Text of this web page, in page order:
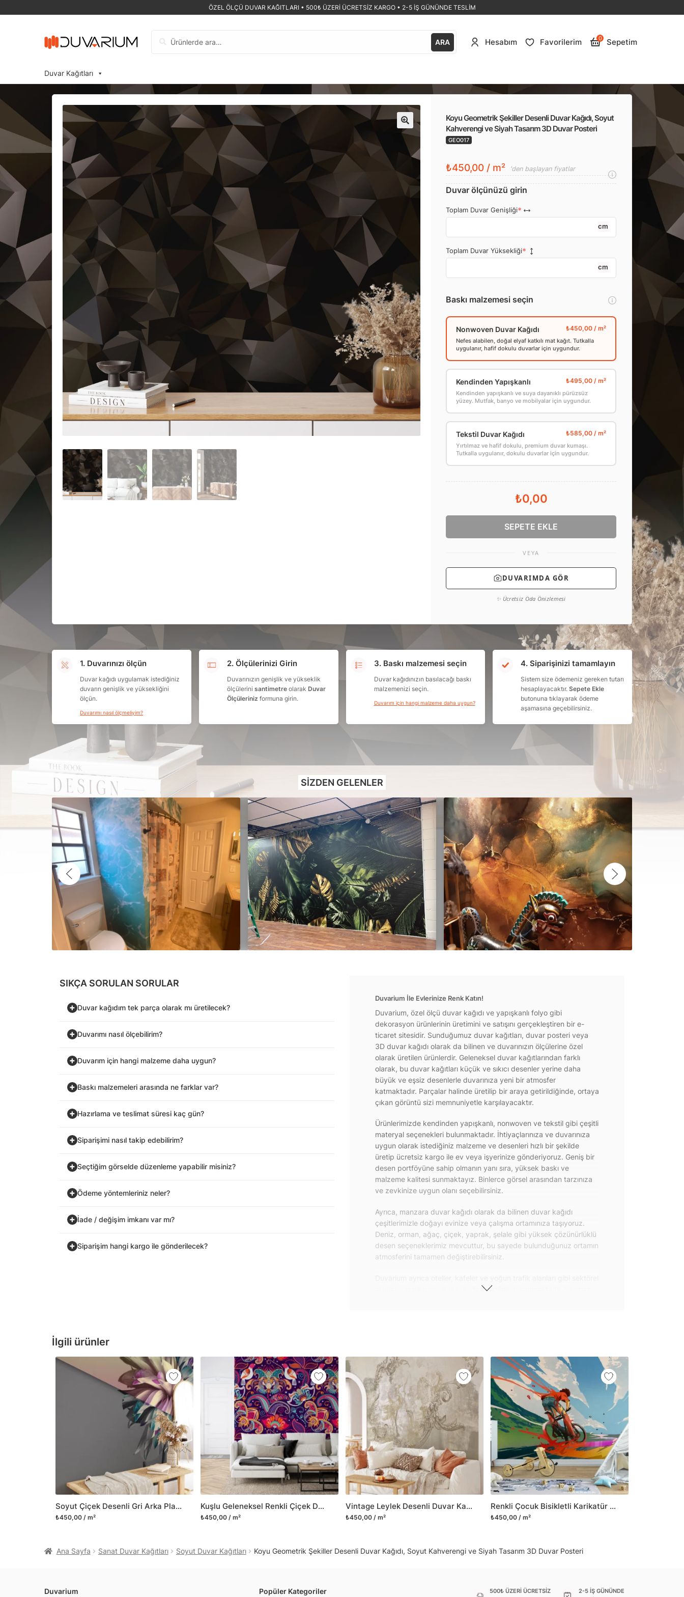
ÖZEL ÖLÇÜ DUVAR KAĞITLARI • 500₺ ÜZERİ ÜCRETSİZ KARGO • 2-5 İŞ GÜNÜNDE TESLİM
ARA Hesabım Favorilerim 0 Sepetim
Duvar Kağıtları
🔍
Koyu Geometrik Şekiller Desenli Duvar Kağıdı, Soyut
Kahverengi ve Siyah Tasarım 3D Duvar Posteri
GEO017
₺450,00 / m² 'den başlayan fiyatlar
Duvar ölçünüzü girin
Toplam Duvar Genişliği
cm
Toplam Duvar Yüksekliği
cm
Baskı malzemesi seçin
Nonwoven Duvar Kağıdı
Nefes alabilen, doğal elyaf katkılı mat kağıt. Tutkalla
uygulanır, hafif dokulu duvarlar için uygundur.
Kendinden Yapışkanlı
Kendinden yapışkanlı ve suya dayanıklı pürüzsüz
yüzey. Mutfak, banyo ve mobilyalar için uygundur.
Tekstil Duvar Kağıdı
Yırtılmaz ve hafif dokulu, premium duvar kumaşı.
Tutkalla uygulanır, dokulu duvarlar için uygundur.
₺0,00
SEPETE EKLE
VEYA
DUVARIMDA GÖR
✨ Ücretsiz Oda Önizlemesi
1. Duvarınızı ölçün
Duvar kağıdı uygulamak istediğiniz
duvarın genişlik ve yüksekliğini
ölçün.
Duvarımı nasıl ölçmeliyim?
2. Ölçülerinizi Girin
Duvarınızın genişlik ve yükseklik
ölçülerini santimetreolarak Duvar
Ölçüleriniz formuna girin.
3. Baskı malzemesi seçin
Duvar kağıdınızın basılacağı baskı
malzemenizi seçin.
Duvarım için hangi malzeme daha uygun?
4. Siparişinizi tamamlayın
Sistem size ödemeniz gereken tutarı
hesaplayacaktır.Sepete Ekle
butonuna tıklayarak ödeme
aşamasına geçebilirsiniz.
İlgili ürünler
Soyut Çiçek Desenli Gri Arka Planlı Duvar Kağıdı, Modern Yatak Odaları için Duvar Posteri
₺450,00 / m²
Kuşlu Geleneksel Renkli Çiçek Duvar Kağıdı, Doğu Tarzı Canlı Renklerle Duvar Posteri
₺450,00 / m²
Vintage Leylek Desenli Duvar Kağıdı, Klasik Geleneksel Duvar Posteri
₺450,00 / m²
Renkli Çocuk Bisikletli Karikatür Duvar Kağıdı, Çocuk Odası için Eğlenceli Duvar Posteri, 3D Duvar Kağıdı
₺450,00 / m²
SIZDEN GELENLER
SIKÇA SORULAN SORULAR
Duvar kağıdım tek parça olarak mı üretilecek?
Duvarımı nasıl ölçebilirim?
Duvarım için hangi malzeme daha uygun?
Baskı malzemeleri arasında ne farklar var?
Hazırlama ve teslimat süresi kaç gün?
Siparişimi nasıl takip edebilirim?
Seçtiğim görselde düzenleme yapabilir misiniz?
Ödeme yöntemleriniz neler?
İade / değişim imkanı var mı?
Siparişim hangi kargo ile gönderilecek?
Duvarium İle Evlerinize Renk Katın!
Duvarium, özel ölçü duvar kağıdı ve yapışkanlı folyo gibi
dekorasyon ürünlerinin üretimini ve satışını gerçekleştiren bir e-
ticaret sitesidir. Sunduğumuz duvar kağıtları, duvar posteri veya
3D duvar kağıdı olarak da bilinen ve duvarınızın ölçülerine özel
olarak üretilen ürünlerdir. Geleneksel duvar kağıtlarından farklı
olarak, bu duvar kağıtları küçük ve sıkıcı desenler yerine daha
büyük ve eşsiz desenlerle duvarınıza yeni bir atmosfer
katmaktadır. Parçalar halinde üretilip bir araya getirildiğinde, ortaya
çıkan görüntü sizi memnuniyetle karşılayacaktır.
Ürünlerimizde kendinden yapışkanlı, nonwoven ve tekstil gibi çeşitli
materyal seçenekleri bulunmaktadır. İhtiyaçlarınıza ve duvarınıza
uygun olarak istediğiniz malzeme ve desenleri hızlı bir şekilde
üretip ücretsiz kargo ile ev veya işyerinize gönderiyoruz. Geniş bir
desen portföyüne sahip olmanın yanı sıra, yüksek baskı ve
malzeme kalitesi sunmaktayız. Binlerce görsel arasından tarzınıza
ve zevkinize uygun olanı seçebilirsiniz.
Ayrıca, manzara duvar kağıdı olarak da bilinen duvar kağıdı
çeşitlerimizle doğayı evinize veya çalışma ortamınıza taşıyoruz.
Deniz, orman, ağaç, çiçek, yaprak, şelale gibi yüksek çözünürlüklü
desen seçeneklerimiz mevcuttur, bu sayede bulunduğunuz ortamın
atmosferini tamamen değiştirebilirsiniz.
alanlar için de proje duvar kağıdı çözümleri sunmaktadır. Yanmaz
yapışkanlı folyolarımız da geniş kullanım amacına sahiptir. Bu
folyolar sayesinde masa, çekmece, dolap kapakları gibi
mobilyalarınıza ilk günkü gibi yeni bir görünüm kazandırabilirsiniz.
Yüzeyi düz olan cam dahil her türlü yüzeye yapışabilen ve suya
dayanıklı yapışkanlı folyo modellerimizi ilgili kategoride
bulabilirsiniz.
Duvarium, yalnızca bu ürünlerle sınırlı kalmayıp aynı zamanda
kanvas tablo gibi çeşitli duvar dekorasyon ürünlerinin de üretimini
ve satışını yapmaktadır. Duvar tasarımının önemini biliyor ve evin en
kritik dekorasyon alanı olduğunu kabul ediyoruz. Bu nedenle ürün
yelpazemizi sürekli genişletiyor ve trendlere ayak uydurmanın yanı
sıra yeni trendlerin oluşumunda da öncü rol üstleniyoruz.
Herhangi bir soru ya da sorununuz olursa bizimle iletişime
geçebilirsiniz.
Ana Sayfa Sanat Duvar Kağıtları Soyut Duvar Kağıtları Koyu Geometrik Şekiller Desenli Duvar Kağıdı, Soyut Kahverengi ve Siyah Tasarım 3D Duvar Posteri
Duvarium Popüler Kategoriler
500₺ ÜZERİ ÜCRETSİZ
2-5 İŞ GÜNÜNDE